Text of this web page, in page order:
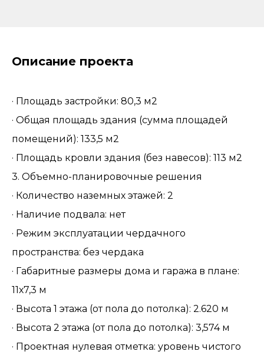
Описание проекта
· Площадь застройки: 80,3 м2
· Общая площадь здания (сумма площадей
помещений): 133,5 м2
· Площадь кровли здания (без навесов): 113 м2
3. Объемно-планировочные решения
· Количество наземных этажей: 2
· Наличие подвала: нет
· Режим эксплуатации чердачного
пространства: без чердака
· Габаритные размеры дома и гаража в плане:
11х7,3 м
· Высота 1 этажа (от пола до потолка): 2.620 м
· Высота 2 этажа (от пола до потолка): 3,574 м
· Проектная нулевая отметка: уровень чистого